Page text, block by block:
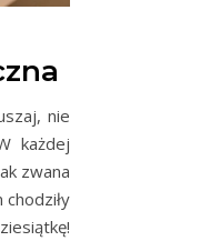
nie
każdej
zwana